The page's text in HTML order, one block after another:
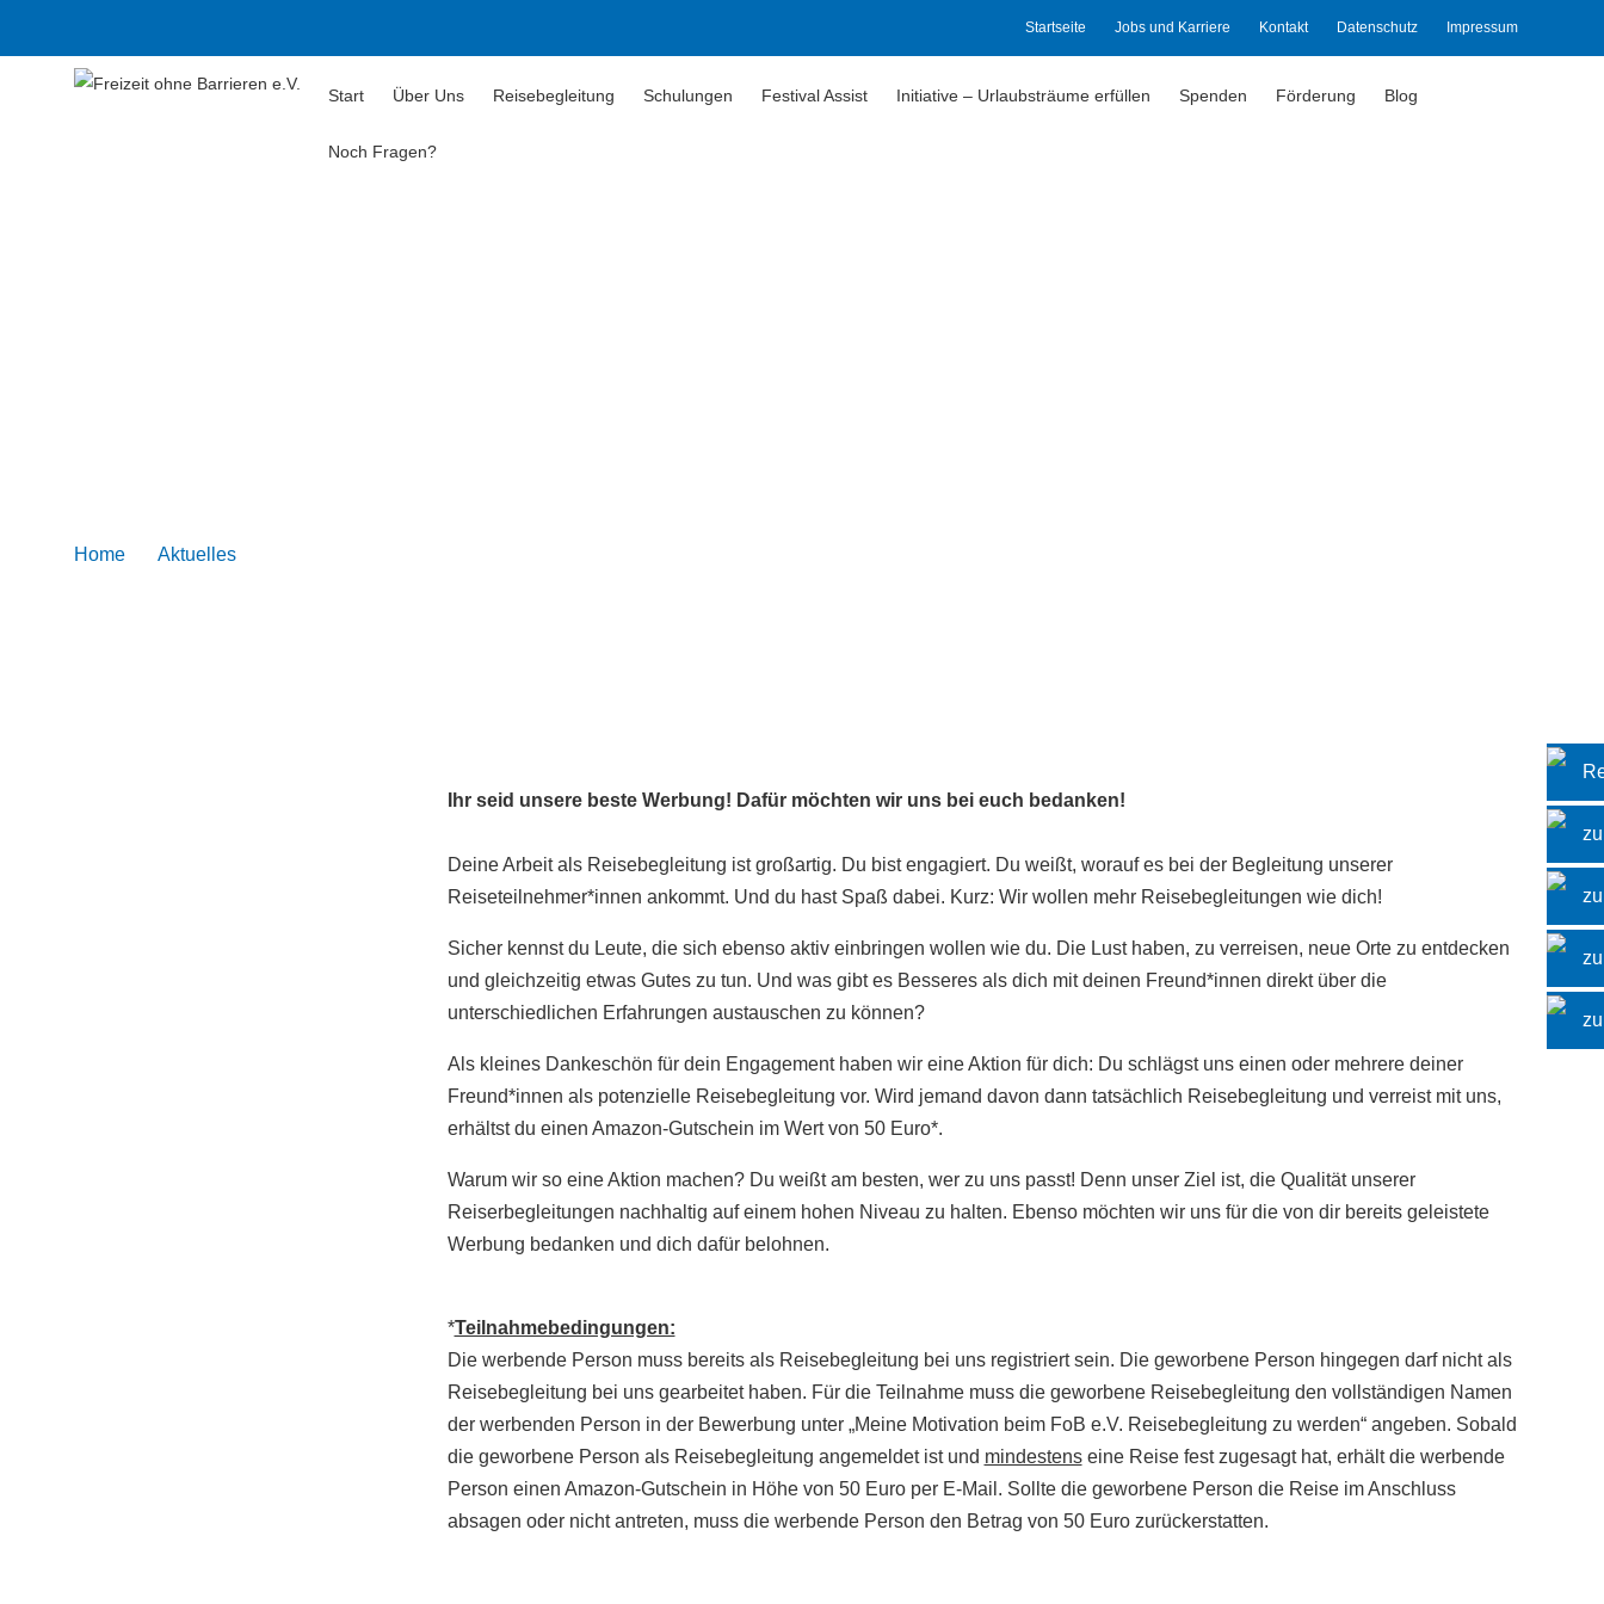
Startseite Jobs und Karriere Kontakt Datenschutz Impressum
Start Über Uns Reisebegleitung Schulungen Festival Assist Initiative – Urlaubsträume erfüllen Spenden Förderung Blog
Noch Fragen?
Home Aktuelles
Ihr seid unsere beste Werbung! Dafür möchten wir uns bei euch bedanken!
Deine Arbeit als Reisebegleitung ist großartig. Du bist engagiert. Du weißt, worauf es bei der Begleitung unserer
Reiseteilnehmer*innen ankommt. Und du hast Spaß dabei. Kurz: Wir wollen mehr Reisebegleitungen wie dich!
Sicher kennst du Leute, die sich ebenso aktiv einbringen wollen wie du. Die Lust haben, zu verreisen, neue Orte zu entdecken
und gleichzeitig etwas Gutes zu tun. Und was gibt es Besseres als dich mit deinen Freund*innen direkt über die
unterschiedlichen Erfahrungen austauschen zu können?
Als kleines Dankeschön für dein Engagement haben wir eine Aktion für dich: Du schlägst uns einen oder mehrere deiner
Freund*innen als potenzielle Reisebegleitung vor. Wird jemand davon dann tatsächlich Reisebegleitung und verreist mit uns,
erhältst du einen Amazon-Gutschein im Wert von 50 Euro*.
Warum wir so eine Aktion machen? Du weißt am besten, wer zu uns passt! Denn unser Ziel ist, die Qualität unserer
Reiserbegleitungen nachhaltig auf einem hohen Niveau zu halten. Ebenso möchten wir uns für die von dir bereits geleistete
Werbung bedanken und dich dafür belohnen.
*Teilnahmebedingungen:
Die werbende Person muss bereits als Reisebegleitung bei uns registriert sein. Die geworbene Person hingegen darf nicht als
Reisebegleitung bei uns gearbeitet haben. Für die Teilnahme muss die geworbene Reisebegleitung den vollständigen Namen
der werbenden Person in der Bewerbung unter „Meine Motivation beim FoB e.V. Reisebegleitung zu werden“ angeben. Sobald
die geworbene Person als Reisebegleitung angemeldet ist und mindestenseine Reise fest zugesagt hat, erhält die werbende
Person einen Amazon-Gutschein in Höhe von 50 Euro per E-Mail. Sollte die geworbene Person die Reise im Anschluss
absagen oder nicht antreten, muss die werbende Person den Betrag von 50 Euro zurückerstatten.